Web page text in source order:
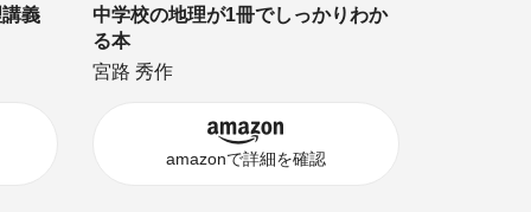
義
中学校の地理が1冊でしっかりわか
る本
宮路 秀作
amazonで詳細を確認